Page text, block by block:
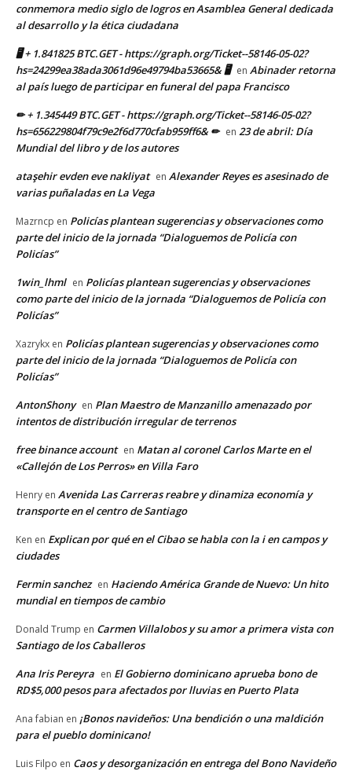
conmemora medio siglo de logros en Asamblea General dedicada
al desarrollo y la ética ciudadana
🖥 + 1.841825 BTC.GET - https://graph.org/Ticket--58146-05-02?
hs=24299ea38ada3061d96e49794ba53665& 🖥 en Abinader retorna
al país luego de participar en funeral del papa Francisco
✏ + 1.345449 BTC.GET - https://graph.org/Ticket--58146-05-02?
hs=656229804f79c9e2f6d770cfab959ff6& ✏ en 23 de abril: Día
Mundial del libro y de los autores
ataşehir evden eve nakliyat en Alexander Reyes es asesinado de
varias puñaladas en La Vega
Mazrncp en Policías plantean sugerencias y observaciones como
parte del inicio de la jornada “Dialoguemos de Policía con
Policías”
1win_lhml en Policías plantean sugerencias y observaciones
como parte del inicio de la jornada “Dialoguemos de Policía con
Policías”
Xazrykx en Policías plantean sugerencias y observaciones como
parte del inicio de la jornada “Dialoguemos de Policía con
Policías”
AntonShony en Plan Maestro de Manzanillo amenazado por
intentos de distribución irregular de terrenos
free binance account en Matan al coronel Carlos Marte en el
«Callejón de Los Perros» en Villa Faro
Henry en Avenida Las Carreras reabre y dinamiza economía y
transporte en el centro de Santiago
Ken en Explican por qué en el Cibao se habla con la i en campos y
ciudades
Fermin sanchez en Haciendo América Grande de Nuevo: Un hito
mundial en tiempos de cambio
Donald Trump en Carmen Villalobos y su amor a primera vista con
Santiago de los Caballeros
Ana Iris Pereyra en El Gobierno dominicano aprueba bono de
RD$5,000 pesos para afectados por lluvias en Puerto Plata
Ana fabian en ¡Bonos navideños: Una bendición o una maldición
para el pueblo dominicano!
Luis Filpo en Caos y desorganización en entrega del Bono Navideño